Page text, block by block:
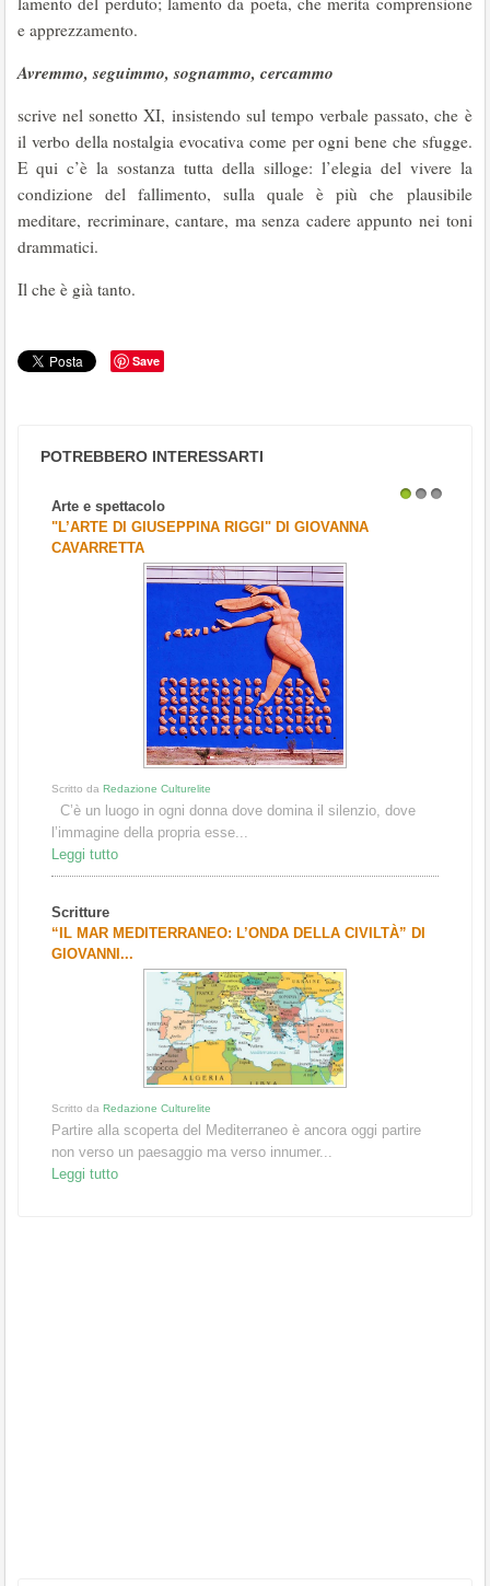
e apprezzamento.
Avremmo, seguimmo, sognammo, cercammo
scrive nel sonetto XI, insistendo sul tempo verbale passato, che è
il verbo della nostalgia evocativa come per ogni bene che sfugge.
E qui c’è la sostanza tutta della silloge: l’elegia del vivere la
condizione del fallimento, sulla quale è più che plausibile
meditare, recriminare, cantare, ma senza cadere appunto nei toni
drammatici.
Il che è già tanto.
Save
POTREBBERO INTERESSARTI
Arte e spettacolo
"L’ARTE DI GIUSEPPINA RIGGI" DI GIOVANNA
CAVARRETTA
Scritto da Redazione Culturelite
C’è un luogo in ogni donna dove domina il silenzio, dove
l’immagine della propria esse...
Leggi tutto
Scritture
“IL MAR MEDITERRANEO: L’ONDA DELLA CIVILTÀ” DI
GIOVANNI...
Scritto da Redazione Culturelite
Partire alla scoperta del Mediterraneo è ancora oggi partire
non verso un paesaggio ma verso innumer...
Leggi tutto